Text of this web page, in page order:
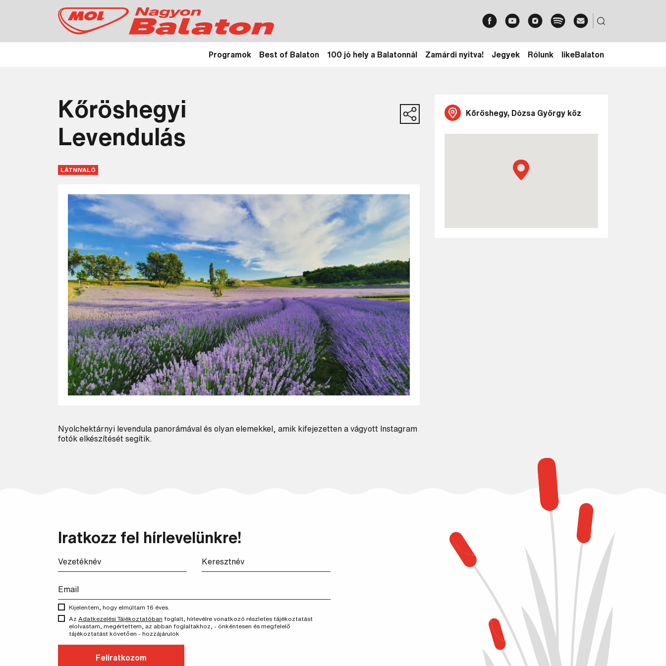
Programok Best of Balaton 100 jó hely a Balatonnál Zamárdi nyitva! Jegyek Rólunk likeBalaton
Kőröshegyi
Levendulás
LÁTNIVALÓ
Nyolchektárnyi levendula panorámával és olyan elemekkel, amik kifejezetten a vágyott Instagram
fotók elkészítését segítik.
Kőröshegy, Dózsa György köz
Iratkozz fel hírlevelünkre!
Kijelentem, hogy elmúltam 16 éves.
Az Adatkezelési Tájékoztatóban foglalt, hírlevélre vonatkozó részletes tájékoztatást
elolvastam, megértettem, az abban foglaltakhoz, - önkéntesen és megfelelő
tájékoztatást követően - hozzájárulok
Feliratkozom